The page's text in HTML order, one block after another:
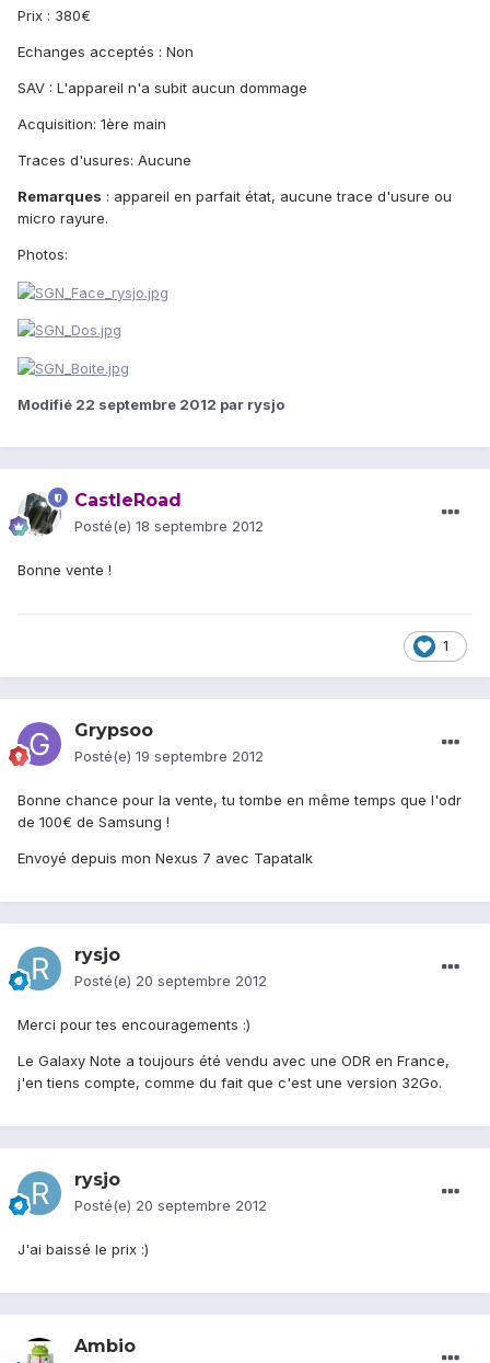
Prix : 380€
Echanges acceptés : Non
SAV : L'appareil n'a subit aucun dommage
Acquisition: 1ère main
Traces d'usures: Aucune
Remarques : appareil en parfait état, aucune trace d'usure ou
micro rayure.
Photos:
Modifié 22 septembre 2012 par rysjo
CastleRoad
Posté(e) 18 septembre 2012
Bonne vente !
1
Grypsoo
Posté(e) 19 septembre 2012
Bonne chance pour la vente, tu tombe en même temps que l'odr
de 100€ de Samsung !
Envoyé depuis mon Nexus 7 avec Tapatalk
rysjo
Posté(e) 20 septembre 2012
Merci pour tes encouragements :)
Le Galaxy Note a toujours été vendu avec une ODR en France,
j'en tiens compte, comme du fait que c'est une version 32Go.
rysjo
Posté(e) 20 septembre 2012
J'ai baissé le prix :)
Ambio